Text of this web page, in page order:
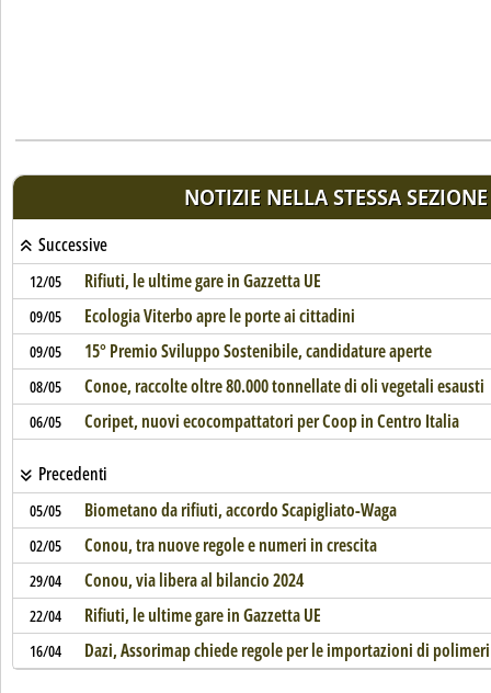
NOTIZIE NELLA STESSA SEZIONE
Successive
12/05 Rifiuti, le ultime gare in Gazzetta UE
09/05 Ecologia Viterbo apre le porte ai cittadini
09/05 15° Premio Sviluppo Sostenibile, candidature aperte
08/05 Conoe, raccolte oltre 80.000 tonnellate di oli vegetali esausti
06/05 Coripet, nuovi ecocompattatori per Coop in Centro Italia
Precedenti
05/05 Biometano da rifiuti, accordo Scapigliato-Waga
02/05 Conou, tra nuove regole e numeri in crescita
29/04 Conou, via libera al bilancio 2024
22/04 Rifiuti, le ultime gare in Gazzetta UE
16/04 Dazi, Assorimap chiede regole per le importazioni di polimeri